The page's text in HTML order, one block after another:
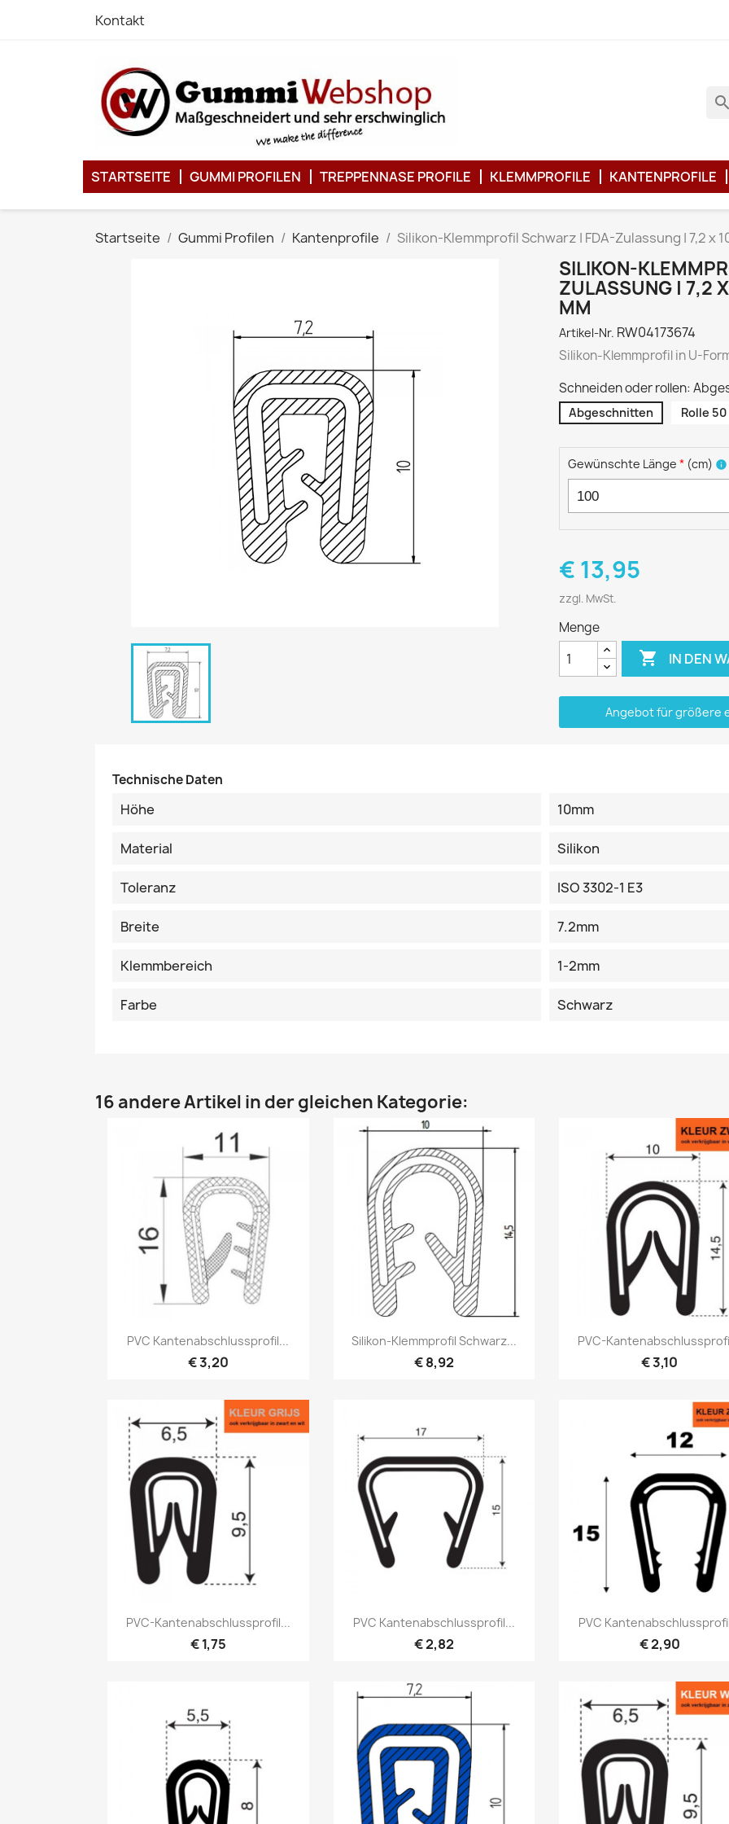
Kontakt
search
STARTSEITE GUMMI PROFILEN TREPPENNASE PROFILE KLEMMPROFILE KANTENPROFILE
Startseite Gummi Profilen Kantenprofile Silikon-Klemmprofil Schwarz | FDA-Zulassung | 7,2 x
SILIKON-
ZULASSUNG | 7,2
MM
Artikel-Nr. RW04173674
Silikon-Klemmprofil in U-
Schneiden oder rollen:
Abgeschnitten Rolle
Gewünschte Länge * (cm) info
€ 13,95
zzgl. MwSt.
Menge
 IN DEN
Angebot für größere
Technische Daten
Höhe 10mm
Material Silikon
Toleranz ISO 3302-1 E3
Breite 7.2mm
Klemmbereich 1-2mm
Farbe Schwarz
16 andere Artikel in der gleichen Kategorie:
Vorschau
PVC Kantenabschlussprofil...
€ 3,20
Vorschau
Silikon-Klemmprofil Schwarz...
€ 8,92
Vorschau
PVC-
€ 3,10
Vorschau
PVC-Kantenabschlussprofil...
€ 1,75
Vorschau
PVC Kantenabschlussprofil...
€ 2,82
Vorschau
PVC
€ 2,90